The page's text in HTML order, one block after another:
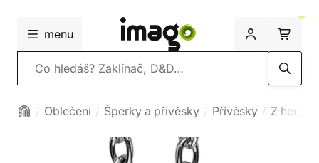
menu
Vyhledávání
Oblečení Šperky a přívěsky Přívěsky Z her,